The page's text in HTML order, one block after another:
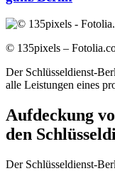
© 135pixels –
Der Schlüsseldienst-
alle Leistungen eines
Aufdeckung
den
Der Schlüsseldienst-